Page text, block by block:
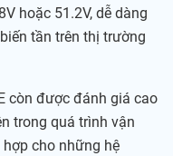
hoặc 51.2V, dễ dàng
tần trên thị trường
còn được đánh giá cao
trong quá trình vận
cho những hệ